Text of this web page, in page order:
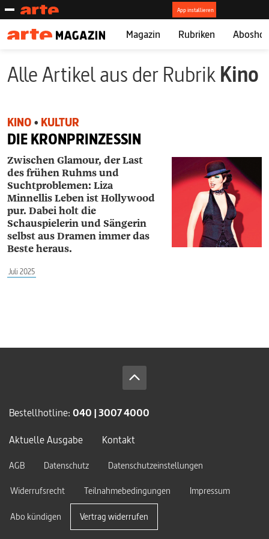
Magazin Rubriken
Alle Artikel aus der RubrikKino
KINO • KULTUR
DIE KRONPRINZESSIN
Zwischen Glamour, der Last
des frühen Ruhms und
Suchtproblemen: Liza
Minnellis Leben ist Hollywood
pur. Dabei holt die
Schauspielerin und Sängerin
selbst aus Dramen immer das
Beste heraus.
Juli 2025
Bestellhotline: 040 | 3007 4000
Aktuelle Ausgabe
Kontakt
AGB Datenschutz
Datenschutzeinstellungen
Widerrufsrecht
Teilnahmebedingungen Impressum
Abo kündigen Vertrag widerrufen